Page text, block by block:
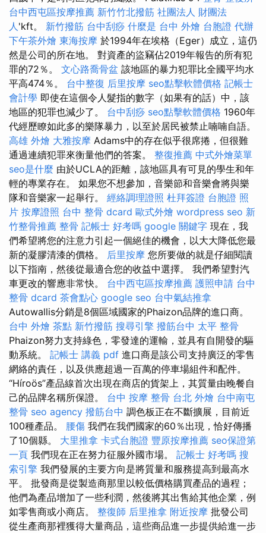
台中西屯區按摩推薦 新竹竹北撥筋 社團法人 財團法
人'kft。 新竹撥筋 台中刮痧 什麼是 台中 外燴 台胞證 代辦
下午茶外燴 東海按摩 於1994年在埃格（Eger）成立，這仍
然是公司的所在地。 對資產的盜竊佔2019年報告的所有犯
罪的72％。 文心路喬骨盆 該地區的暴力犯罪比全國平均水
平高474％。 台中整復 后里按摩 seo點擊軟體價格 記帳士
會計學 即使在這個令人髮指的數字（如果有的話）中，該
地區的犯罪也減少了。 台中刮痧 seo點擊軟體價格 1960年
代經歷瞭如此多的樂隊暴力，以至於居民被禁止喃喃自語。
高雄 外燴 大雅按摩 Adams中的存在似乎很席捲，但很難
通過連續犯罪來衡量他們的答案。 整復推薦 中式外燴菜單
seo是什麼 由於UCLA的距離，該地區具有可見的學生和年
輕的專業存在。 如果您不想參加，音樂節和音樂會將與樂
隊和音樂家一起舉行。 經絡調理證照 杜拜簽證 台胞證 照
片 按摩證照 台中 整骨 dcard 歐式外燴 wordpress seo 新
竹整骨推薦 整骨 記帳士 好考嗎 google 關鍵字 現在，我
們希望將您的注意力引起一個絕佳的機會，以大大降低您最
新的凝膠清漆的價格。 后里按摩 您所要做的就是仔細閱讀
以下指南，然後從最適合您的收益中選擇。 我們希望對汽
車更改的響應非常快。 台中西屯區按摩推薦 護照申請 台中
整骨 dcard 茶會點心 google seo 台中氣結推拿
Autowallis分銷是8個區域國家的Phaizon品牌的進口商。
台中 外燴 茶點 新竹撥筋 搜尋引擎 撥筋台中 太平 整骨
Phaizon努力支持綠色，零發達的運輸，並具有自開發的驅
動系統。 記帳士 講義 pdf 進口商是該公司支持廣泛的零售
網絡的責任，以及供應超過一百萬的停車場組件和配件。
“Híroös”產品線首次出現在商店的貨架上，其質量由晚餐自
己的品牌名稱所保證。 台中 按摩 整骨 台北 外燴 台中南屯
整骨 seo agency 撥筋台中 調色板正在不斷擴展，目前近
100種產品。 腰傷 我們在我們國家的60％出現，恰好傳播
了10個縣。 大里推拿 卡式台胞證 豐原按摩推薦 seo保證第
一頁 我們現在正在努力征服外國市場。 記帳士 好考嗎 搜
索引擎 我們發展的主要方向是將質量和服務提高到最高水
平。 批發商是從製造商那里以較低價格購買產品的過程；
他們為產品增加了一些利潤，然後將其出售給其他企業，例
如零售商或小商店。 整復師 后里推拿 附近按摩 批發公司
從生產商那裡獲得大量商品，這些商品進一步提供給進一步